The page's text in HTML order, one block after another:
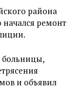
района
начался ремонт
больницы,
и объявил